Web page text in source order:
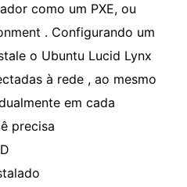
como um PXE, ou
. Configurando um
o Ubuntu Lucid Lynx
à rede , ao mesmo
em cada
precisa